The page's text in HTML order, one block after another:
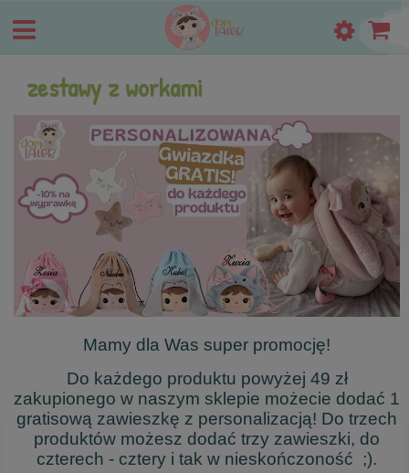
zestawy z workami
Mamy dla Was super promocję!
Do każdego produktu powyżej 49 zł
zakupionego w naszym sklepie możecie dodać 1
gratisową zawieszkę z personalizacją! Do trzech
produktów możesz dodać trzy zawieszki, do
czterech - cztery i tak w nieskończoność ;).